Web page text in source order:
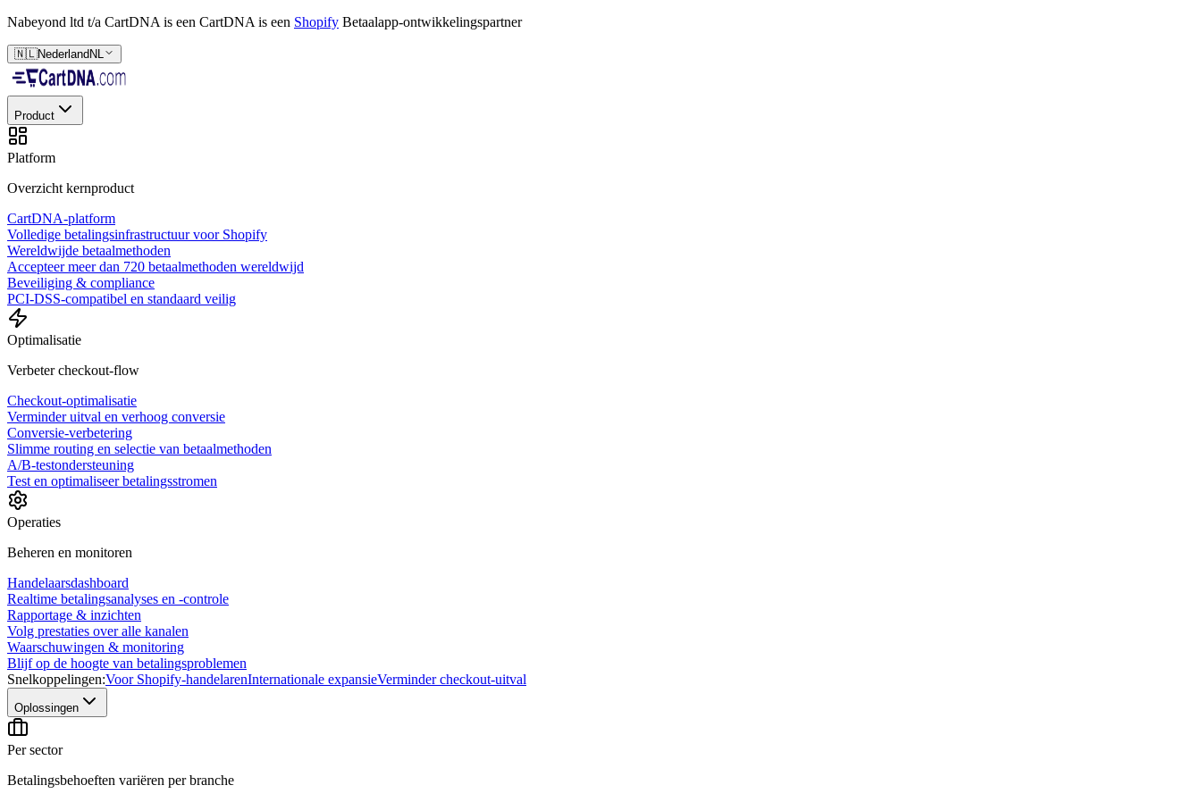
Nabeyond ltd t/a CartDNA is een CartDNA is een Shopify Betaalapp-ontwikkelingspartner
🇳🇱Nederland NL
Product
Platform
Overzicht kernproduct
CartDNA-platform
Volledige betalingsinfrastructuur voor Shopify
Wereldwijde betaalmethoden
Accepteer meer dan 720 betaalmethoden wereldwijd
Beveiliging & compliance
PCI-DSS-compatibel en standaard veilig
Optimalisatie
Verbeter checkout-flow
Checkout-optimalisatie
Verminder uitval en verhoog conversie
Conversie-verbetering
Slimme routing en selectie van betaalmethoden
A/B-testondersteuning
Test en optimaliseer betalingsstromen
Operaties
Beheren en monitoren
Handelaarsdashboard
Realtime betalingsanalyses en -controle
Rapportage & inzichten
Volg prestaties over alle kanalen
Waarschuwingen & monitoring
Blijf op de hoogte van betalingsproblemen
Snelkoppelingen:Voor Shopify-handelarenInternationale expansieVerminder checkout-uitval
Oplossingen
Per sector
Betalingsbehoeften variëren per branche